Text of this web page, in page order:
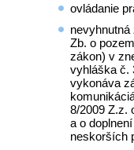
ovládanie
Zb. o
zákon) v
vyhláška č.
vykonáva
8/2009 Z.z.
a o
neskorších